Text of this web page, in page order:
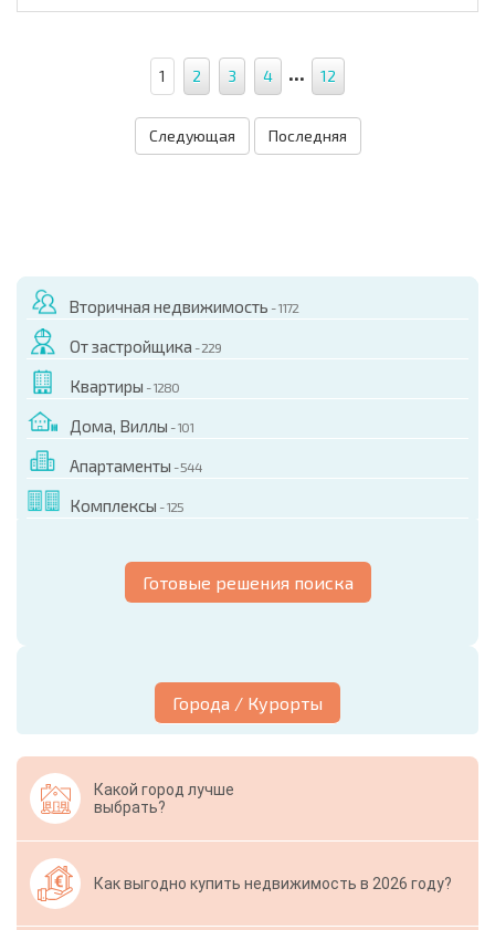
1 2 3 4 ... 12
Следующая Последняя
Вторичная недвижимость - 1172
От застройщика - 229
Квартиры - 1280
Дома, Виллы - 101
Апартаменты - 544
Комплексы - 125
Готовые решения поиска
Города / Курорты
Какой город лучше
выбрать?
Как выгодно купить недвижимость в 2026 году?